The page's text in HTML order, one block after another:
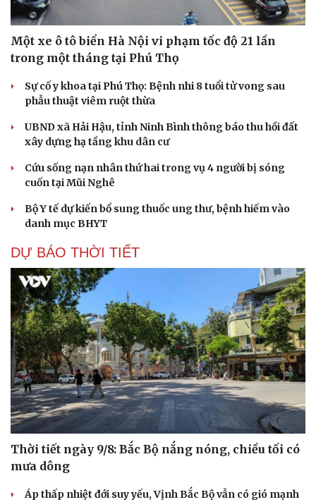
Tư vấn
Săn Tour
check-in
Câu chuyện thời sự
Đọc truyện đêm khuya
Cửa sổ tình yêu
Kể chuyện cho bé
Hạt giống tâm hồn
Một xe ô tô biển Hà Nội vi phạm tốc độ 21 lần
trong một tháng tại Phú Thọ
Sự cố y khoa tại Phú Thọ: Bệnh nhi 8 tuổi tử vong sau
phẫu thuật viêm ruột thừa
UBND xã Hải Hậu, tỉnh Ninh Bình thông báo thu hồi đất
xây dựng hạ tầng khu dân cư
Cứu sống nạn nhân thứ hai trong vụ 4 người bị sóng
cuốn tại Mũi Nghê
Bộ Y tế dự kiến bổ sung thuốc ung thư, bệnh hiếm vào
danh mục BHYT
DỰ BÁO THỜI TIẾT
Thời tiết ngày 9/8: Bắc Bộ nắng nóng, chiều tối có
mưa dông
Áp thấp nhiệt đới suy yếu, Vịnh Bắc Bộ vẫn có gió mạnh